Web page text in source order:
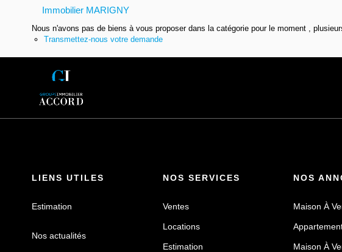
Immobilier MARIGNY
Nous n'avons pas de biens à vous proposer dans la catégorie pour le moment ,
Transmettez-nous votre demande
LIENS UTILES
Estimation
Nos actualités
NOS SERVICES
Ventes
Locations
Estimation
NOS
Maison À
Maison À